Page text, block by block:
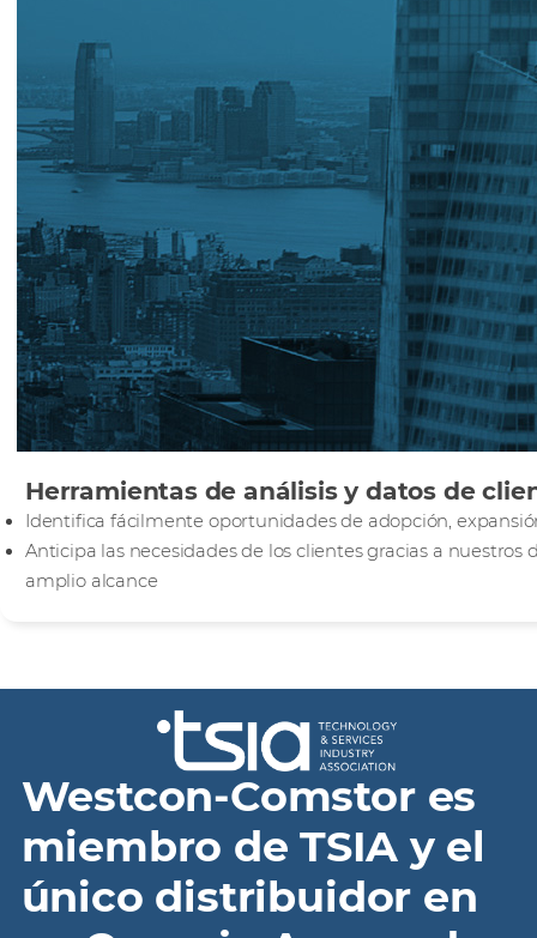
Herramientas de análisis y datos de
Identifica fácilmente oportunidades de adopción,
Anticipa las necesidades de los clientes gracias a
amplio alcance
Westcon-Comstor es
miembro de TSIA y el
único distribuidor en